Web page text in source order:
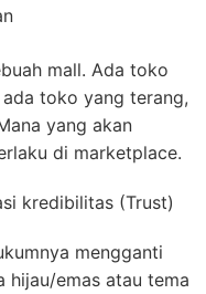
mall. Ada toko
toko yang terang,
yang akan
di marketplace.
kredibilitas (Trust)
mengganti
hijau/emas atau tema